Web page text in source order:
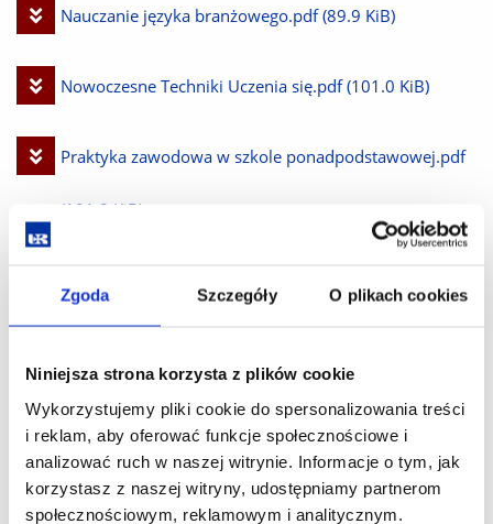
Zgoda Szczegóły O plikach cookies
Niniejsza strona korzysta z plików cookie
Wykorzystujemy pliki cookie do spersonalizowania treści
i reklam, aby oferować funkcje społecznościowe i
analizować ruch w naszej witrynie. Informacje o tym, jak
korzystasz z naszej witryny, udostępniamy partnerom
społecznościowym, reklamowym i analitycznym.
Pobierz
Nauczanie języka branżowego.pdf (89.9 KiB)
Pobierz
Nowoczesne Techniki Uczenia się.pdf (101.0 KiB)
Pobierz
plik
Praktyka zawodowa w szkole ponadpodstawowej.pdf
(101.8 KiB)
plik
plik
Pobierz
plik
Tłumaczenia ustne.pdf (83.2 KiB)
Pobierz
wybrane elementy teorii i antropologii literatury.pdf